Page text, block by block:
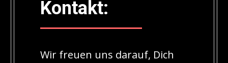
Kontakt:
Wir freuen uns darauf, Dich